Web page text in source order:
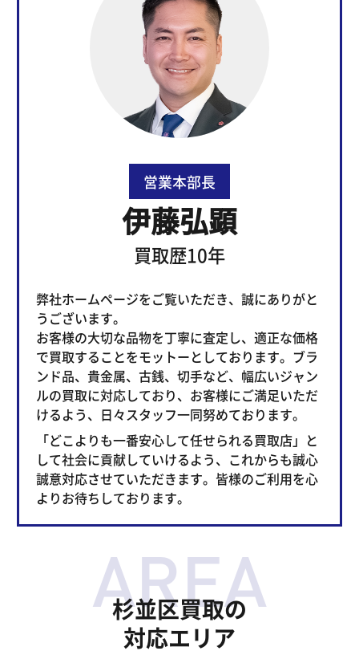
営業本部長
伊藤弘顕
買取歴10年
弊社ホームページをご覧いただき、誠にありがと
うございます。
お客様の大切な品物を丁寧に査定し、適正な価格
で買取することをモットーとしております。ブラ
ンド品、貴金属、古銭、切手など、幅広いジャン
ルの買取に対応しており、お客様にご満足いただ
けるよう、日々スタッフ一同努めております。
「どこよりも一番安心して任せられる買取店」と
して社会に貢献していけるよう、これからも誠心
誠意対応させていただきます。皆様のご利用を心
よりお待ちしております。
杉並区買取の
対応エリア